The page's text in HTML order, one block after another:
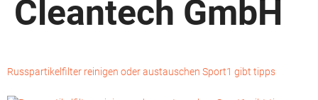
Cleantech GmbH
Russpartikelfilter reinigen oder austauschen Sport1 gibt tipps